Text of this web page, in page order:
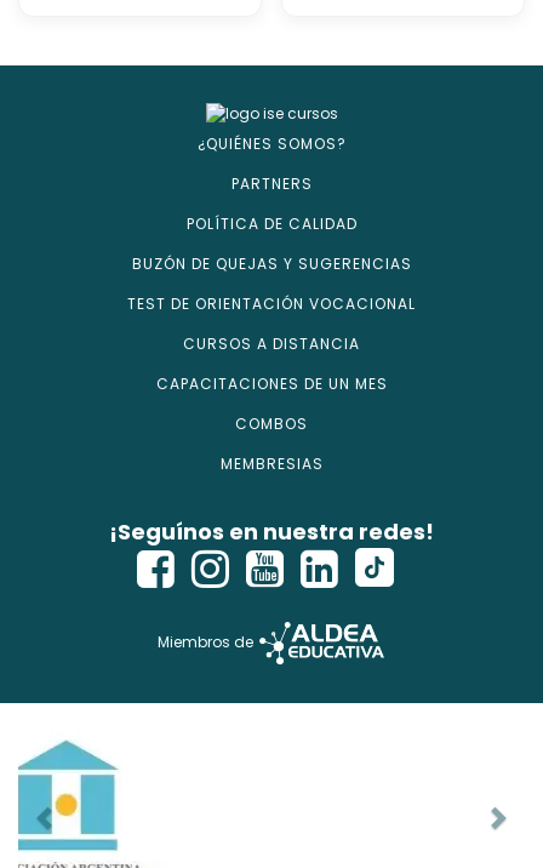
¿QUIÉNES SOMOS?
PARTNERS
POLÍTICA DE CALIDAD
BUZÓN DE QUEJAS Y SUGERENCIAS
TEST DE ORIENTACIÓN VOCACIONAL
CURSOS A DISTANCIA
CAPACITACIONES DE UN MES
COMBOS
MEMBRESIAS
¡Seguínos en nuestra redes!
Miembros de
Copyright © 2026 - isecursos.com - Todos los derechos
ISE CURSOS® es marca registrada. Instituto Nacional de la
Propiedad Industrial Ref Web. 1354274 y Expte. 2760614